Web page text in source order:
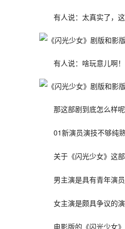
有人说：太真实了，这
有人说：啥玩意儿啊！
那这部剧到底怎么样
01新演员演技不够纯熟
关于《闪光少女》这
男主演是具有青年演
女主演是颇具争议的演
电影版的《闪光少女